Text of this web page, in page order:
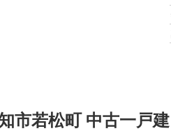
市若松町 中古一戸